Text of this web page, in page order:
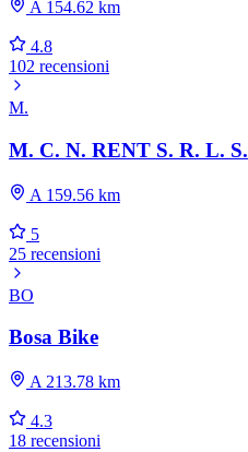
A 154.62 km
4.8
102 recensioni
M.
M. C. N. RENT S. R. L. S.
A 159.56 km
5
25 recensioni
BO
Bosa Bike
A 213.78 km
4.3
18 recensioni